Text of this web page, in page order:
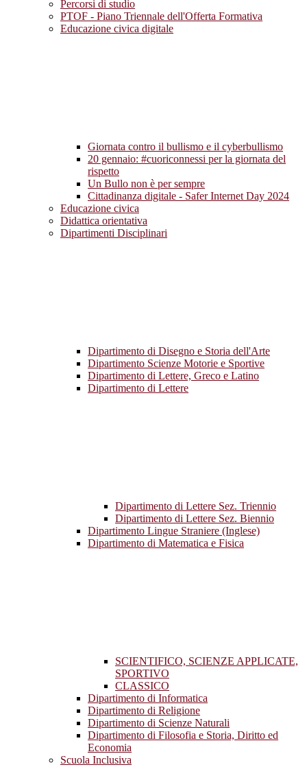
Percorsi di studio
PTOF - Piano Triennale dell'Offerta Formativa
Educazione civica digitale
Giornata contro il bullismo e il cyberbullismo
20 gennaio: #cuoriconnessi per la giornata del
rispetto
Un Bullo non è per sempre
Cittadinanza digitale - Safer Internet Day 2024
Educazione civica
Didattica orientativa
Dipartimenti Disciplinari
Dipartimento di Disegno e Storia dell'Arte
Dipartimento Scienze Motorie e Sportive
Dipartimento di Lettere, Greco e Latino
Dipartimento di Lettere
Dipartimento di Lettere Sez. Triennio
Dipartimento di Lettere Sez. Biennio
Dipartimento Lingue Straniere (Inglese)
Dipartimento di Matematica e Fisica
SCIENTIFICO, SCIENZE APPLICATE,
SPORTIVO
CLASSICO
Dipartimento di Informatica
Dipartimento di Religione
Dipartimento di Scienze Naturali
Dipartimento di Filosofia e Storia, Diritto ed
Economia
Scuola Inclusiva